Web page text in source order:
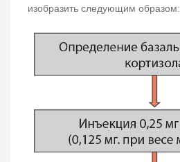
изобразить следующим образом: